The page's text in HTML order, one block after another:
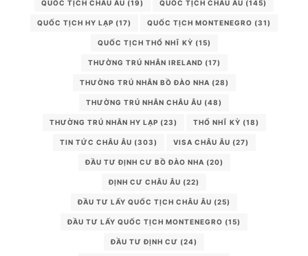
QUỐC TỊCH CHÂU ÂU (19) QUỐC TỊCH CHÂU ÂU (145)
QUỐC TỊCH HY LẠP (17) QUỐC TỊCH MONTENEGRO (31)
QUỐC TỊCH THỔ NHĨ KỲ (15)
THƯỜNG TRÚ NHÂN IRELAND (17)
THƯỜNG TRÚ NHÂN BỒ ĐÀO NHA (28)
THƯỜNG TRÚ NHÂN CHÂU ÂU (48)
THƯỜNG TRÚ NHÂN HY LẠP (23) THỔ NHĨ KỲ (18)
TIN TỨC CHÂU ÂU (303) VISA CHÂU ÂU (27)
ĐẦU TƯ ĐỊNH CƯ BỒ ĐÀO NHA (20)
ĐỊNH CƯ CHÂU ÂU (22)
ĐẦU TƯ LẤY QUỐC TỊCH CHÂU ÂU (25)
ĐẦU TƯ LẤY QUỐC TỊCH MONTENEGRO (15)
ĐẦU TƯ ĐỊNH CƯ (24)